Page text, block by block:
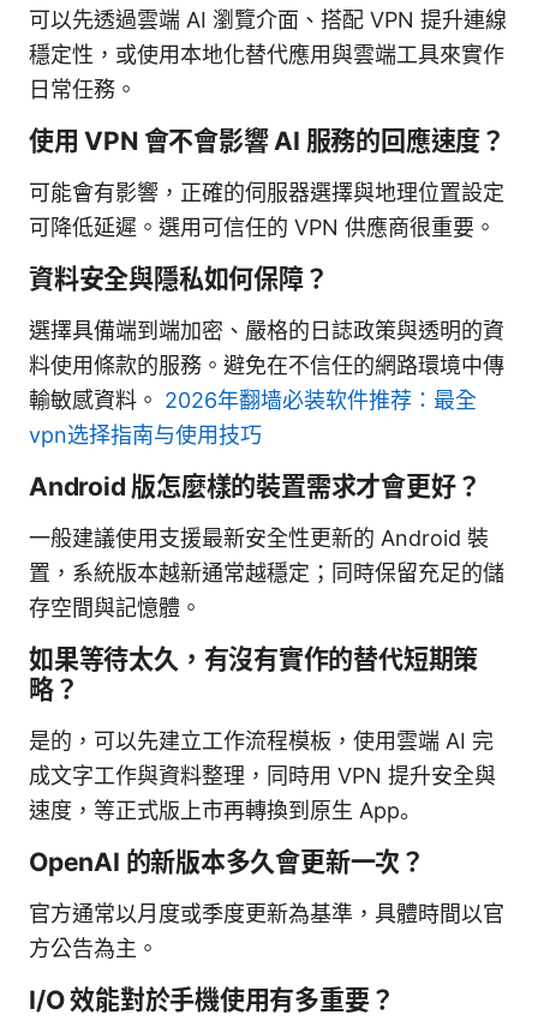
可以先透過雲端 AI 瀏覽介面、搭配 VPN 提升連線
穩定性，或使用本地化替代應用與雲端工具來實作
日常任務。
使用 VPN 會不會影響 AI 服務的回應速度？
可能會有影響，正確的伺服器選擇與地理位置設定
可降低延遲。選用可信任的 VPN 供應商很重要。
資料安全與隱私如何保障？
選擇具備端到端加密、嚴格的日誌政策與透明的資
料使用條款的服務。避免在不信任的網路環境中傳
輸敏感資料。 2026年翻墙必装软件推荐：最全
vpn选择指南与使用技巧
Android 版怎麼樣的裝置需求才會更好？
一般建議使用支援最新安全性更新的 Android 裝
置，系統版本越新通常越穩定；同時保留充足的儲
存空間與記憶體。
如果等待太久，有沒有實作的替代短期策
略？
是的，可以先建立工作流程模板，使用雲端 AI 完
成文字工作與資料整理，同時用 VPN 提升安全與
速度，等正式版上市再轉換到原生 App。
OpenAI 的新版本多久會更新一次？
官方通常以月度或季度更新為基準，具體時間以官
方公告為主。
I/O 效能對於手機使用有多重要？